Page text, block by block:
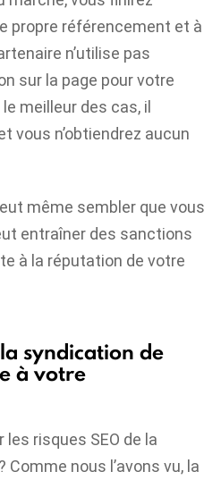
propre référencement et à
n’utilise pas
sur la page pour votre
meilleur des cas, il
vous n’obtiendrez aucun
même sembler que vous
entraîner des sanctions
à la réputation de votre
syndication de
à votre
risques SEO de la
nous l’avons vu, la